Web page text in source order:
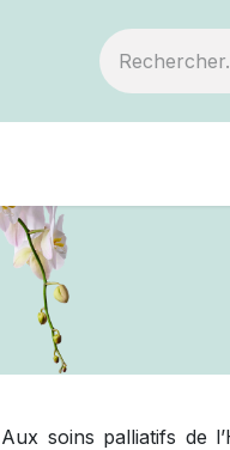
Aux soins palliatifs de